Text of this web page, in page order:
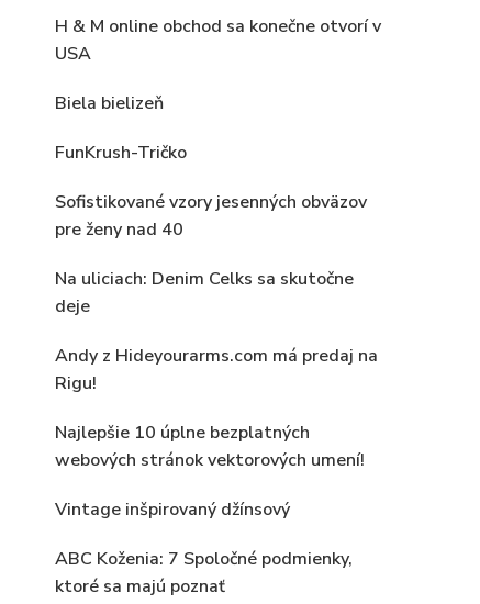
H & M online obchod sa konečne otvorí v
USA
Biela bielizeň
FunKrush-Tričko
Sofistikované vzory jesenných obväzov
pre ženy nad 40
Na uliciach: Denim Celks sa skutočne
deje
Andy z Hideyourarms.com má predaj na
Rigu!
Najlepšie 10 úplne bezplatných
webových stránok vektorových umení!
Vintage inšpirovaný džínsový
ABC Koženia: 7 Spoločné podmienky,
ktoré sa majú poznať